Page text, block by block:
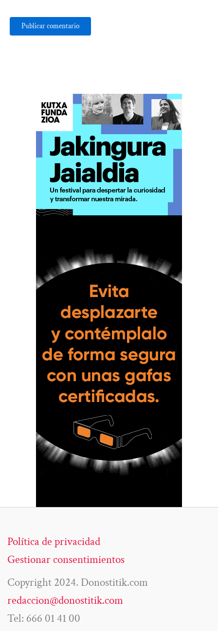
Política de privacidad
Gestionar consentimientos
Copyright 2024. Donostitik.com
redaccion@donostitik.com
Tel: 666 01 41 00